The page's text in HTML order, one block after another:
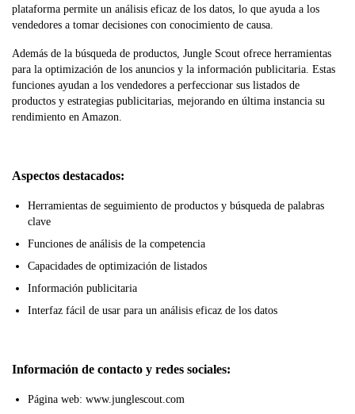
plataforma permite un análisis eficaz de los datos, lo que ayuda a los
vendedores a tomar decisiones con conocimiento de causa.
Además de la búsqueda de productos, Jungle Scout ofrece herramientas
para la optimización de los anuncios y la información publicitaria. Estas
funciones ayudan a los vendedores a perfeccionar sus listados de
productos y estrategias publicitarias, mejorando en última instancia su
rendimiento en Amazon.
Aspectos destacados:
Herramientas de seguimiento de productos y búsqueda de palabras
clave
Funciones de análisis de la competencia
Capacidades de optimización de listados
Información publicitaria
Interfaz fácil de usar para un análisis eficaz de los datos
Información de contacto y redes sociales:
Página web: www.junglescout.com